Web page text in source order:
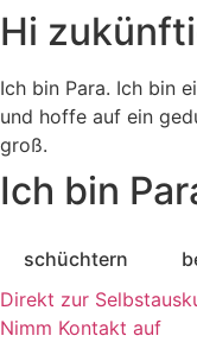
Hi
Ich bin Para. Ich bin
und hoffe auf ein
groß.
Ich bin
schüchtern
Direkt zur
Nimm Kontakt auf